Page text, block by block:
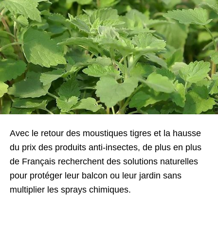
Avec le retour des moustiques tigres et la hausse
du prix des produits anti-insectes, de plus en plus
de Français recherchent des solutions naturelles
pour protéger leur balcon ou leur jardin sans
multiplier les sprays chimiques.